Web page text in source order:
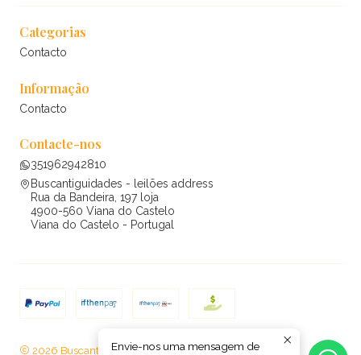
Categorias
Contacto
Informação
Contacto
Contacte-nos
351962942810
Buscantiguidades - leilões address
Rua da Bandeira, 197 loja
4900-560 Viana do Castelo
Viana do Castelo - Portugal
2026 Buscantiguidades - leilões .
Envie-nos uma mensagem de